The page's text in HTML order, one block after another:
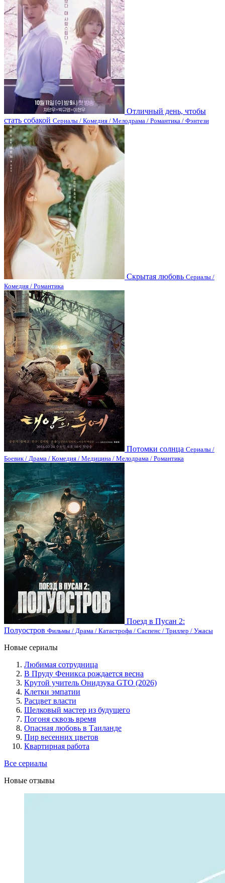
Отличный день, чтобы
стать собакой Сериалы / Комедия / Мелодрама / Романтика / Фэнтези
Скрытая любовь Сериалы /
Комедия / Романтика
Потомки солнца Сериалы /
Боевик / Драма / Комедия / Медицина / Мелодрама / Романтика
Поезд в Пусан 2:
Полуостров Фильмы / Драма / Катастрофа / Саспенс / Триллер / Ужасы
Новые сериалы
Любимая сотрудница
В Пруду Феникса рождается весна
Крутой учитель Онидзука GTO (2026)
Клетки эмпатии
Расцвет власти
Шелковый мастер из будущего
Погоня сквозь время
Опасная любовь в Таиланде
Пир весенних цветов
Квартирная работа
Все сериалы
Новые отзывы